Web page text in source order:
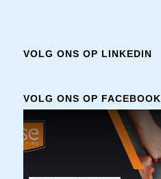
VOLG ONS OP LINKEDIN
VOLG ONS OP FACEBOOK